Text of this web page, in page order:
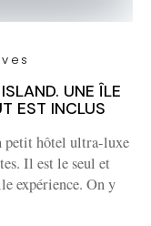
UNE ÎLE
EST INCLUS
petit hôtel ultra-luxe
Il est le seul et
expérience. On y